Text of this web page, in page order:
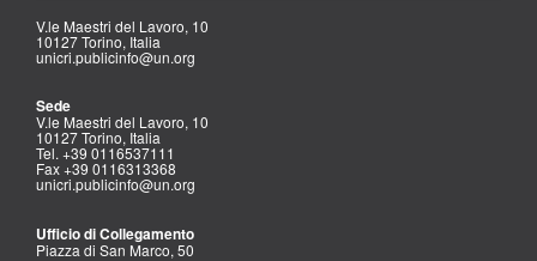
V.le Maestri del Lavoro, 10
10127 Torino, Italia
unicri.publicinfo@un.org
Sede
V.le Maestri del Lavoro, 10
10127 Torino, Italia
Tel. +39 0116537111
Fax +39 0116313368
unicri.publicinfo@un.org
Ufficio di Collegamento
Piazza di San Marco, 50